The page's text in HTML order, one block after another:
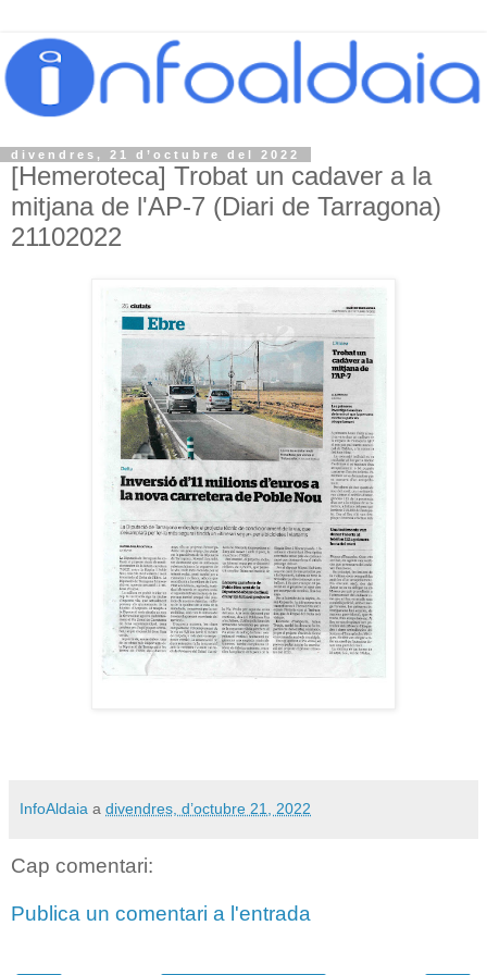
divendres, 21 d’octubre del 2022
[Hemeroteca] Trobat un cadaver a la
mitjana de l'AP-7 (Diari de Tarragona)
21102022
InfoAldaia a divendres, d’octubre 21, 2022
Cap comentari:
Publica un comentari a l'entrada